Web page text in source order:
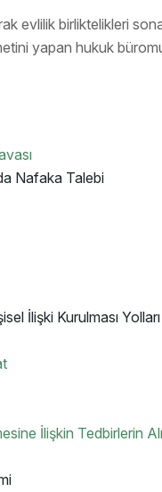
evlilik birliktelikleri
yapan hukuk
Nafaka Talebi
İlişki Kurulması Yolları
İlişkin Tedbirlerin